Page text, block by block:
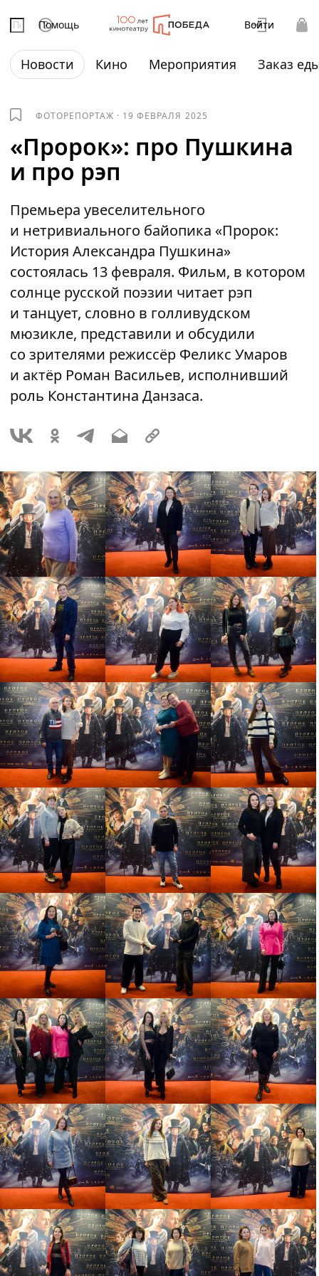
Помощь Войти
Новости Кино Мероприятия Заказ
ФОТОРЕПОРТАЖ · 19 ФЕВРАЛЯ 2025
«Пророк»: про Пушкина
и про рэп
Премьера увеселительного
и нетривиального байопика «Пророк:
История Александра Пушкина»
состоялась 13 февраля. Фильм, в котором
солнце русской поэзии читает рэп
и танцует, словно в голливудском
мюзикле, представили и обсудили
со зрителями режиссёр Феликс Умаров
и актёр Роман Васильев, исполнивший
роль Константина Данзаса.